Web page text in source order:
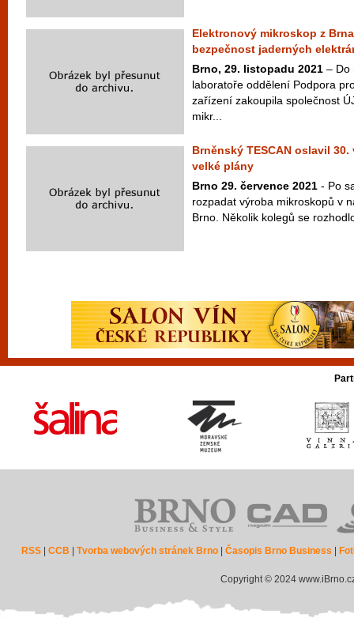
Elektronový mikroskop z
bezpečnost jaderných
Brno, 29. listopadu 2021 – Do
laboratoře oddělení Podpora
zařízení zakoupila společnost
mikr...
Brněnský TESCAN oslavil
velké plány
Brno 29. července 2021 - Po
rozpadat výroba mikroskopů v
Brno. Několik kolegů se
RSS |CCB |Tvorba webových stránek Brno |Časopis Brno Business
Copyright © 2024